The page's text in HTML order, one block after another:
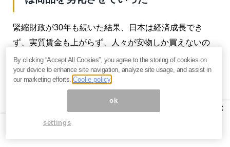
緊縮財政が30年も続いた結果、日本は経済成長でき
ず、実質賃金も上がらず、人々が安物しか買えないの
で、日本企業のイノベーションは「いかに商品を劣化
させるか」に向いてしまった。
国企業が作る」と考えているのかもしれないが、ステ
ルス値上げを見ても分かるように、いよいよ日本企業
も誠実さを忘れ、粗悪品を意図的に作るようになって
×
By clicking “Accept All Cookies”, you agree to the storing of cookies on
your device to enhance site navigation, analyze site usage, and assist in
our marketing efforts.Coolie policy
ok
settings